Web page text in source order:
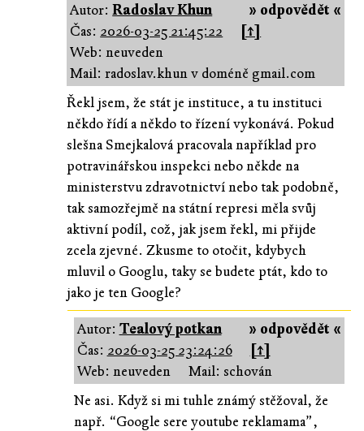
» odpovědět «
Autor:Radoslav Khun
Čas: 2026-03-25 21:45:22
[↑]
Web: neuveden
Mail: radoslav.khun v doméně gmail.com
Řekl jsem, že stát je instituce, a tu instituci
někdo řídí a někdo to řízení vykonává. Pokud
slešna Smejkalová pracovala například pro
potravinářskou inspekci nebo někde na
ministerstvu zdravotnictví nebo tak podobně,
tak samozřejmě na státní represi měla svůj
aktivní podíl, což, jak jsem řekl, mi přijde
zcela zjevné. Zkusme to otočit, kdybych
mluvil o Googlu, taky se budete ptát, kdo to
jako je ten Google?
» odpovědět «
Autor: Tealový potkan
Čas: 2026-03-25 23:24:26
[↑]
Web: neuveden
Mail: schován
Ne asi. Když si mi tuhle známý stěžoval, že
např. “Google sere youtube reklamama”,